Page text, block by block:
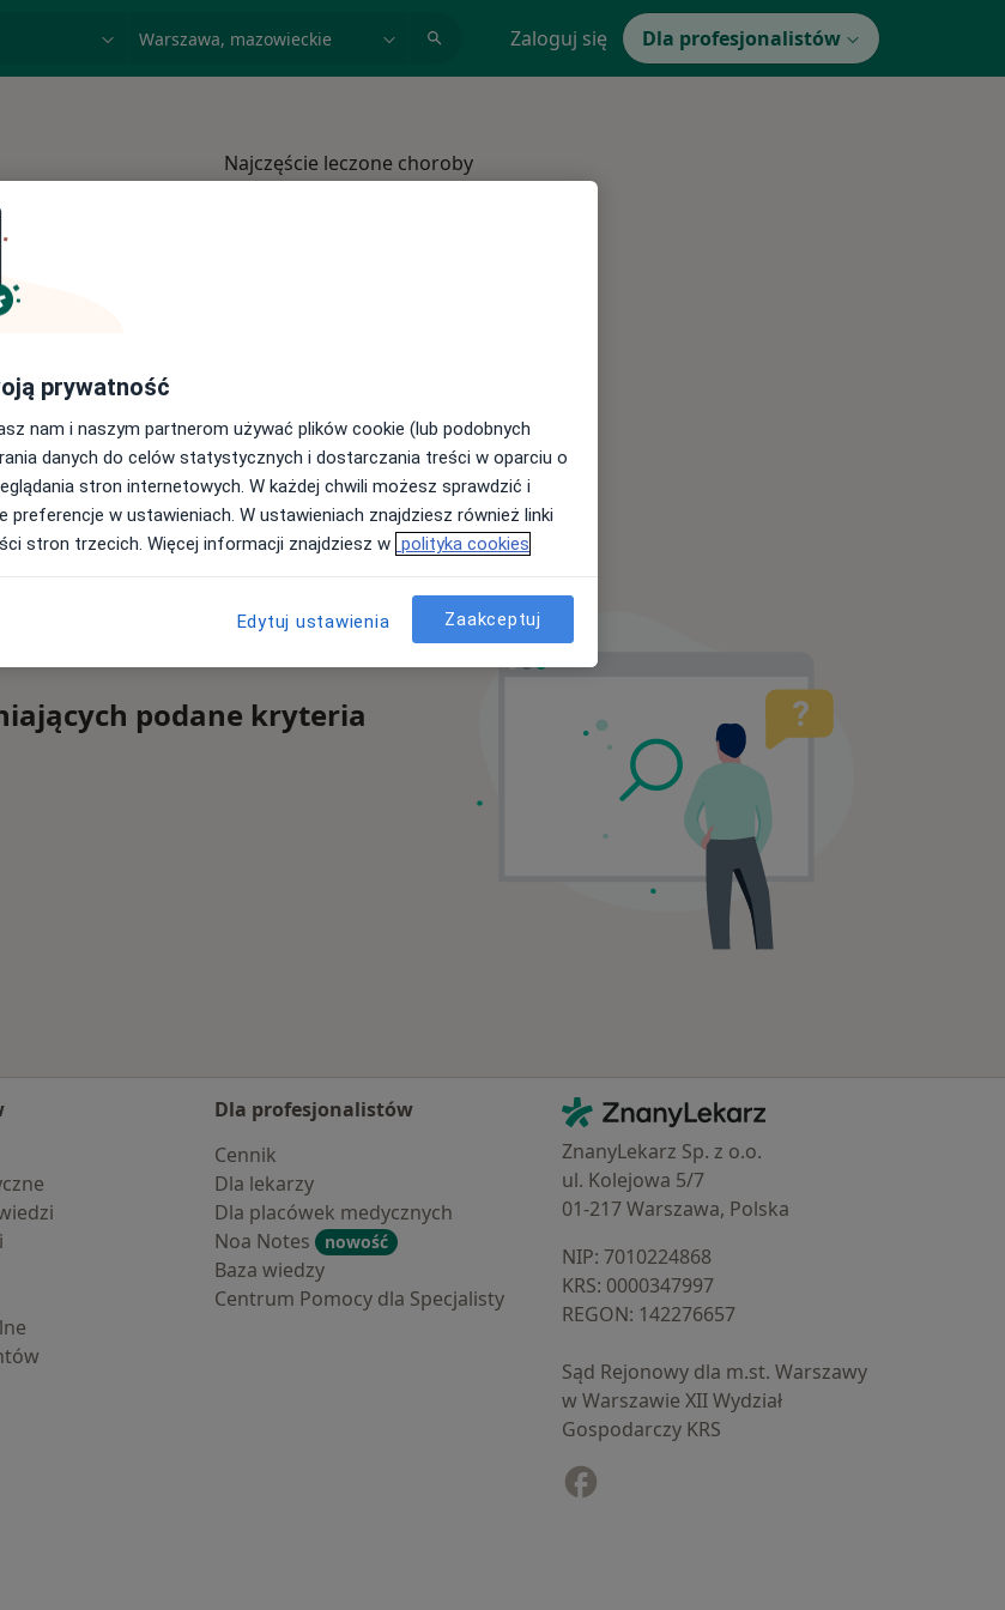
Zaloguj się Dla profesjonalistów
Najczęście leczone choroby
Więcej (15)
Więcej w kategorii: Najczęście leczone choroby
miasto
podane kryteria
Dla profesjonalistów
Cennik
Dla lekarzy
Dla placówek medycznych
Noa Notes
nowość
Baza wiedzy
Centrum Pomocy dla Specjalisty
Kontakt
ZnanyLekarz - Strona główna
ZnanyLekarz Sp. z o.o.
ul. Kolejowa 5/7
01-217 Warszawa, Polska
NIP: ⁠7010224868
KRS: ⁠0000347997
REGON: ⁠142276657
Sąd Rejonowy dla m.st. Warszawy
w Warszawie XII Wydział
Gospodarczy KRS
prywatność
nam i naszym partnerom używać plików cookie (lub podobnych
danych do celów statystycznych i dostarczania treści w oparciu o
stron internetowych. W każdej chwili możesz sprawdzić i
preferencje w ustawieniach. W ustawieniach znajdziesz również linki
stron trzecich. Więcej informacji znajdziesz w polityka cookies
Edytuj ustawienia Zaakceptuj